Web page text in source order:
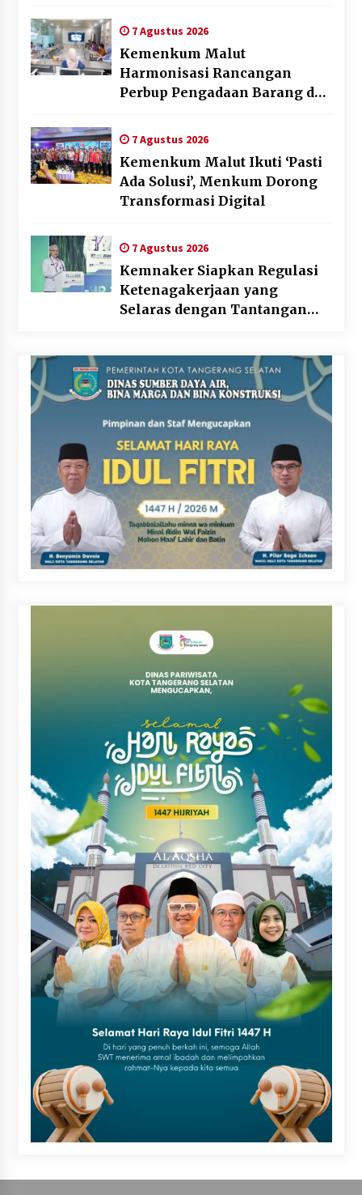
Daerah
7 Agustus 2026
Kemenkum Malut
Harmonisasi Rancangan
Perbup Pengadaan Barang dan
7 Agustus 2026
Kemenkum Malut Ikuti ‘Pasti
Ada Solusi’, Menkum Dorong
Transformasi Digital
7 Agustus 2026
Kemnaker Siapkan Regulasi
Ketenagakerjaan yang
Selaras dengan Tantangan